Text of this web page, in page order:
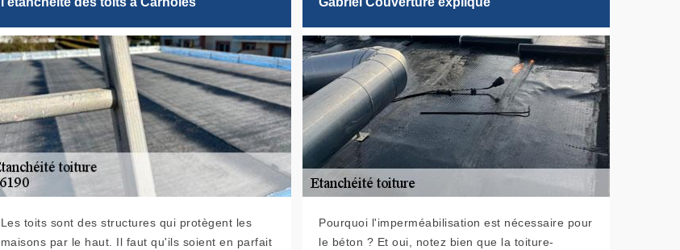
Les toits sont des structures qui protègent les
maisons par le haut. Il faut qu'ils soient en parfait
Pourquoi l'imperméabilisation est nécessaire pour
le béton ? Et oui, notez bien que la toiture-